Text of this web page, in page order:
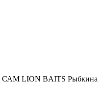
САМ LION BAITS Рыбкина